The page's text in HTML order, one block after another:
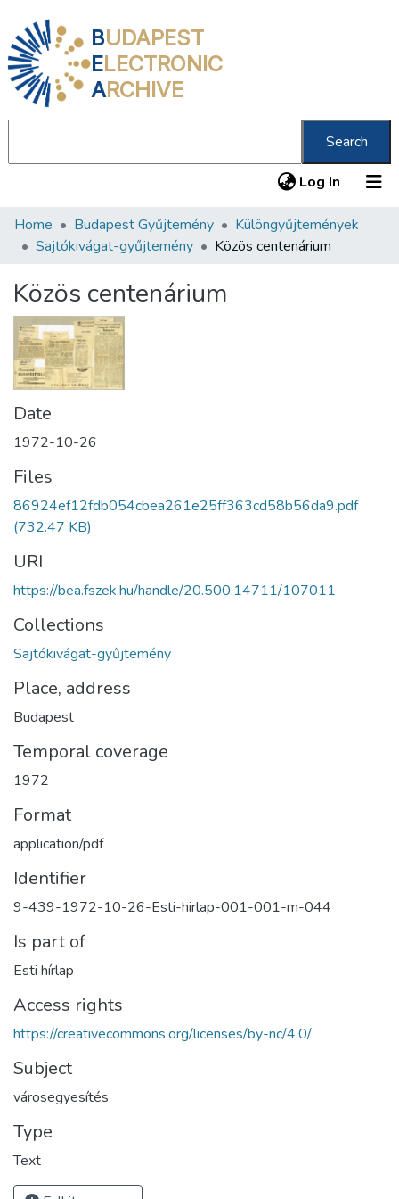
BUDAPEST
ELECTRONIC
ARCHIVE
Search
Log In (current)
Communities & Collections
Statistics
About us
Home Budapest Gyűjtemény
Különgyűjtemények
Sajtókivágat-gyűjtemény
Közös centenárium
Közös centenárium
Date
1972-10-26
Files
86924ef12fdb054cbea261e25ff363cd58b56da9.pdf
(732.47 KB)
URI
https://bea.fszek.hu/handle/20.500.14711/107011
Collections
Sajtókivágat-gyűjtemény
Place, address
Budapest
Temporal coverage
1972
Format
application/pdf
Identifier
9-439-1972-10-26-Esti-hirlap-001-001-m-044
Is part of
Esti hírlap
Access rights
https://creativecommons.org/licenses/by-nc/4.0/
Subject
városegyesítés
Type
Text